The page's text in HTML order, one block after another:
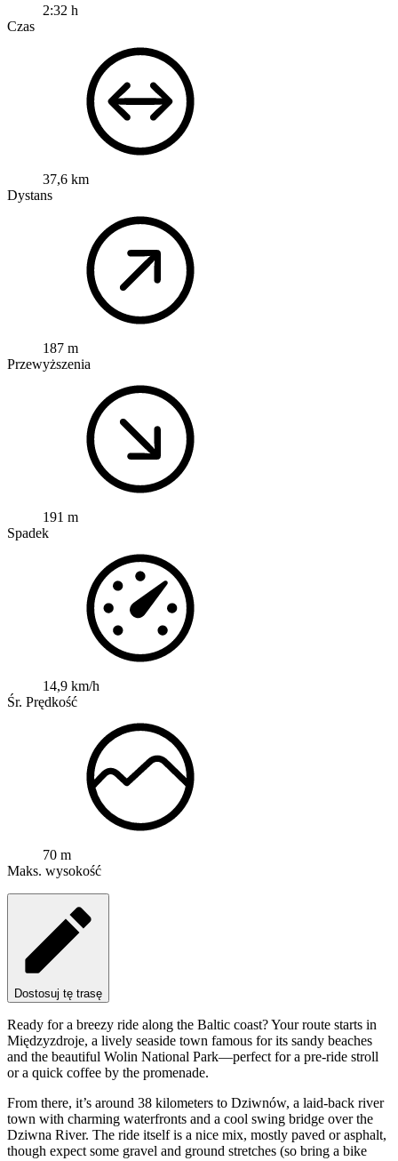
2:32 h
Czas
37,6 km
Dystans
187 m
Przewyższenia
191 m
Spadek
14,9 km/h
Śr. Prędkość
70 m
Maks. wysokość
Dostosuj tę trasę
Ready for a breezy ride along the Baltic coast? Your route starts in
Międzyzdroje, a lively seaside town famous for its sandy beaches
and the beautiful Wolin National Park—perfect for a pre-ride stroll
or a quick coffee by the promenade.
From there, it’s around 38 kilometers to Dziwnów, a laid-back river
town with charming waterfronts and a cool swing bridge over the
Dziwna River. The ride itself is a nice mix, mostly paved or asphalt,
though expect some gravel and ground stretches (so bring a bike